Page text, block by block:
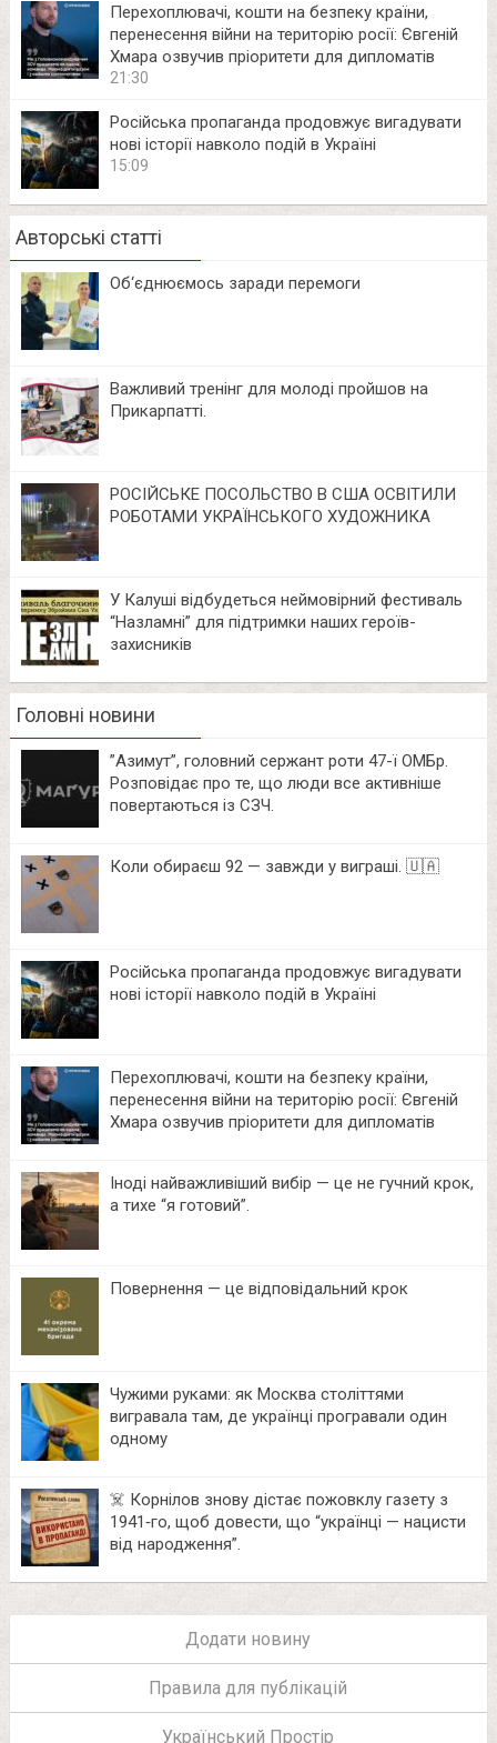
Перехоплювачі, кошти на безпеку країни,
перенесення війни на територію росії: Євгеній
Хмара озвучив пріоритети для дипломатів
21:30
Російська пропаганда продовжує вигадувати
нові історії навколо подій в Україні
15:09
Авторські статті
Об‘єднюємось заради перемоги
Важливий тренінг для молоді пройшов на
Прикарпатті.
РОСІЙСЬКЕ ПОСОЛЬСТВО В США ОСВІТИЛИ
РОБОТАМИ УКРАЇНСЬКОГО ХУДОЖНИКА
У Калуші відбудеться неймовірний фестиваль
“Назламні” для підтримки наших героїв-
захисників
Головні новини
⁨”Азимут”, головний сержант роти 47-ї ОМБр.
Розповідає про те, що люди все активніше
повертаються із СЗЧ.
Коли обираєш 92 — завжди у виграші. 🇺🇦
Російська пропаганда продовжує вигадувати
нові історії навколо подій в Україні
Перехоплювачі, кошти на безпеку країни,
перенесення війни на територію росії: Євгеній
Хмара озвучив пріоритети для дипломатів
Іноді найважливіший вибір — це не гучний крок,
а тихе “я готовий”.
Повернення — це відповідальний крок
Чужими руками: як Москва століттями
вигравала там, де українці програвали один
одному
☠️ Корнілов знову дістає пожовклу газету з
1941‑го, щоб довести, що “українці — нацисти
від народження”.
Додати новину
Правила для публікацій
Український Простір